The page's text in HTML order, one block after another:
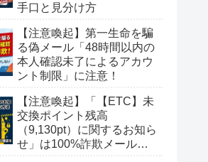
手口と見分け方
【注意喚起】第一生命を騙
る偽メール「48時間以内の
本人確認未了によるアカウ
ント制限」に注意！
【注意喚起】「【ETC】未
交換ポイント残高
（9,130pt）に関するお知ら
せ」は100%詐欺メール！